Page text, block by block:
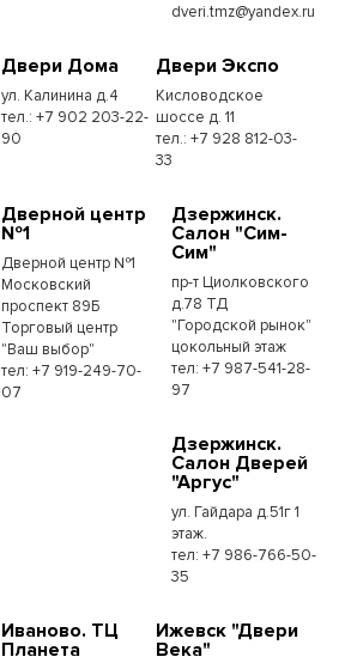
dveri.tmz@yandex.ru
Двери Дома
ул. Калинина д.4
тел.: +7 902 203-22-
90
Двери Экспо
Кисловодское
шоссе д. 11
тел.: +7 928 812-03-
33
Дверной центр
№1
Дверной центр №1
Московский
проспект 89Б
Торговый центр
"Ваш выбор"
тел: +7 919-249-70-
07
Дзержинск.
Салон "Сим-
Сим"
пр-т Циолковского
д.78 ТД
"Городской рынок"
цокольный этаж
тел: +7 987-541-28-
97
Дзержинск.
Салон Дверей
"Аргус"
ул. Гайдара д.51г 1
этаж.
тел: +7 986-766-50-
35
Иваново. ТЦ
Планета
Ижевск "Двери
Века"